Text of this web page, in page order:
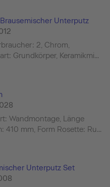
Unterputz
2, Chrom,
Grundkörper, Keramikmi...
Wandmontage, Länge
410 mm, Form Rosette: Ru...
Unterputz Set